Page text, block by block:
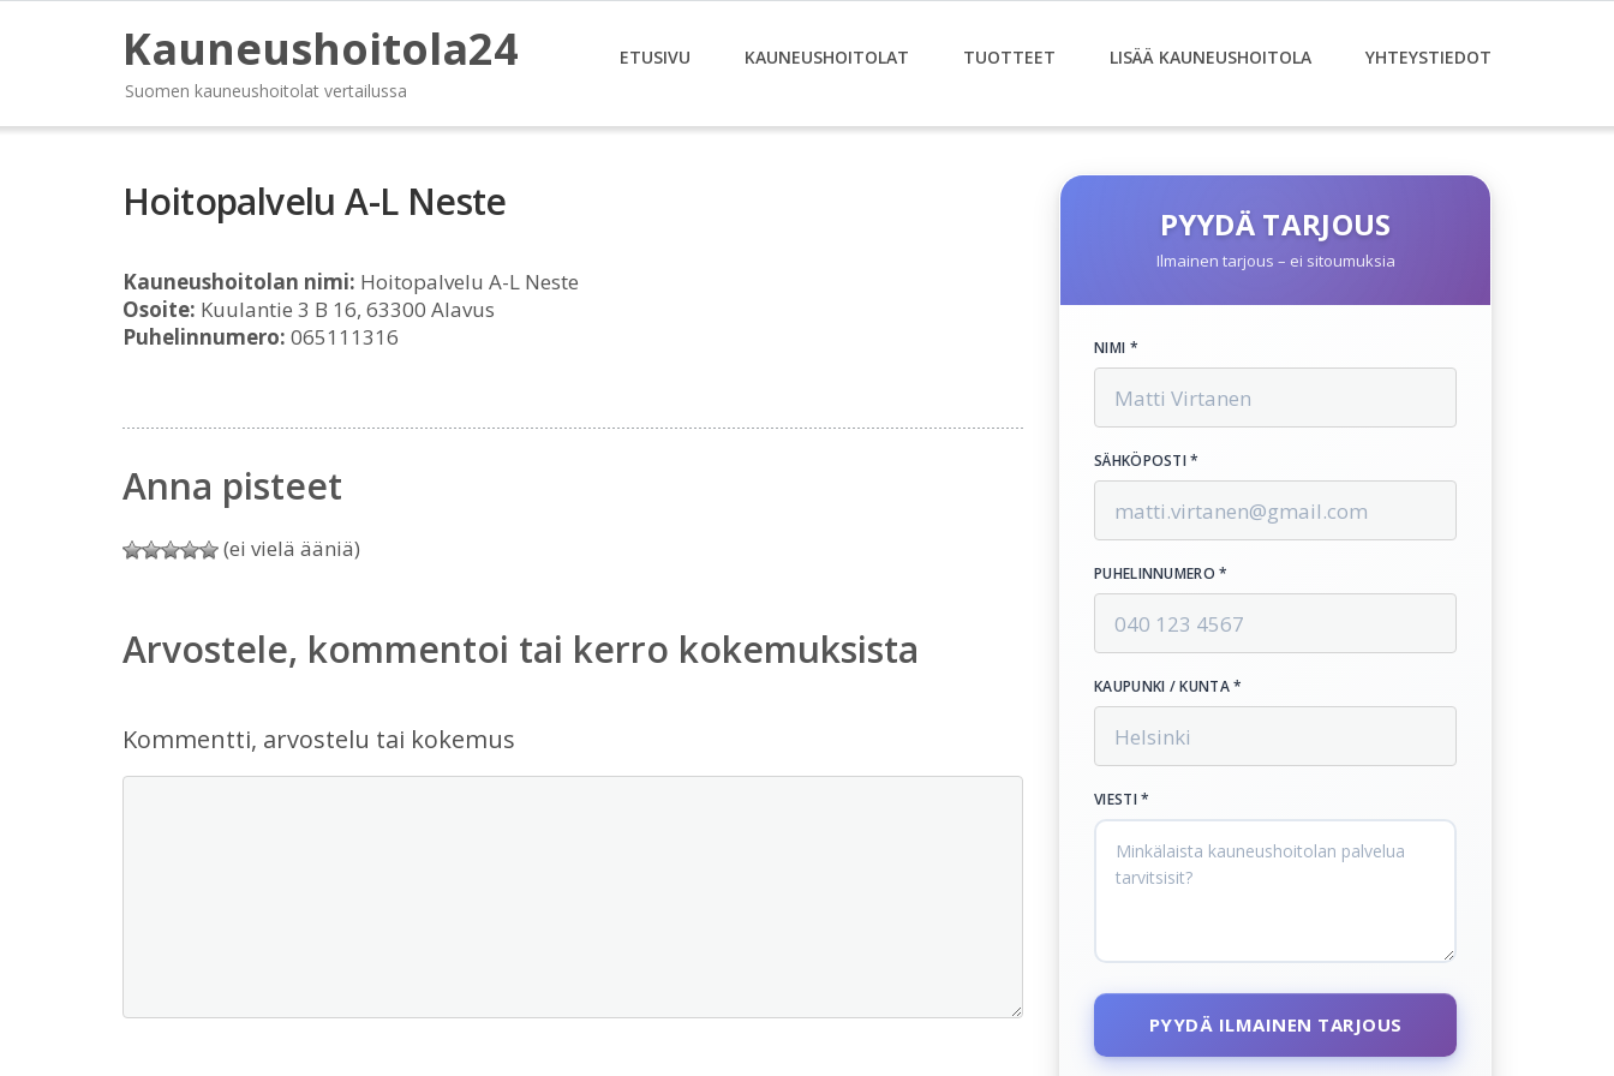
Kauneushoitola24
Suomen kauneushoitolat vertailussa
ETUSIVU KAUNEUSHOITOLAT TUOTTEET LISÄÄ KAUNEUSHOITOLA YHTEYSTIEDOT
Hoitopalvelu A-L Neste
Kauneushoitolan nimi: Hoitopalvelu A-L Neste
Osoite: Kuulantie 3 B 16, 63300 Alavus
Puhelinnumero: 065111316
Anna pisteet
(ei vielä ääniä)
Arvostele, kommentoi tai kerro kokemuksista
Kommentti, arvostelu tai kokemus
PYYDÄ TARJOUS
Ilmainen tarjous – ei sitoumuksia
NIMI *
SÄHKÖPOSTI *
PUHELINNUMERO *
KAUPUNKI / KUNTA *
VIESTI *
PYYDÄ ILMAINEN TARJOUS